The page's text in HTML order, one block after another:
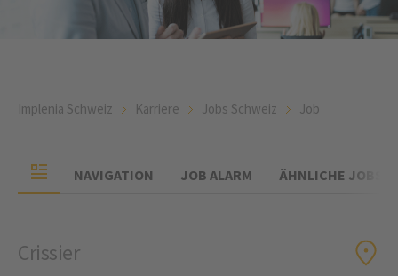
Implenia Schweiz Karriere Jobs Schweiz Job
NAVIGATION JOB ALARM ÄHNLICHE JOBS
Crissier